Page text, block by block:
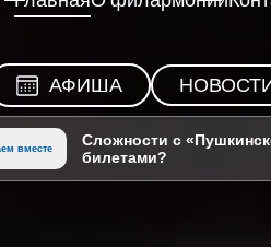
АФИША
вместе
Сложности с
билетами?